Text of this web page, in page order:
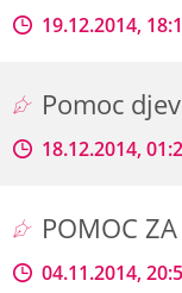
19.12.2014,
Pomoc
18.12.2014,
POMOC
04.11.2014,